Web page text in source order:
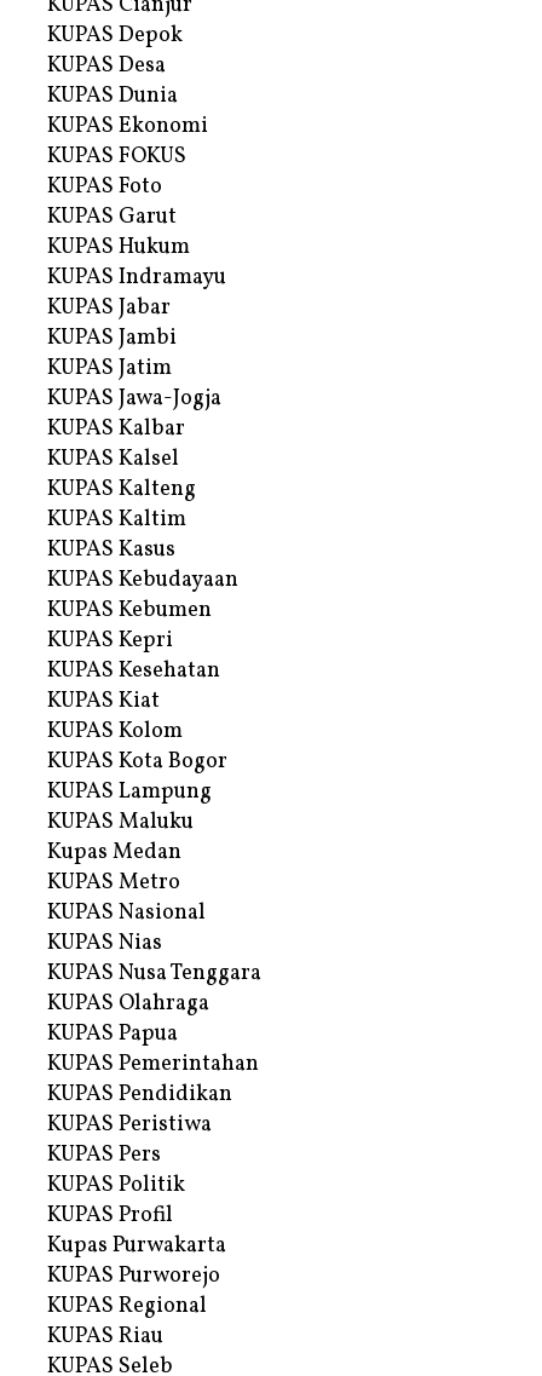
KUPAS Depok
KUPAS Desa
KUPAS Dunia
KUPAS Ekonomi
KUPAS FOKUS
KUPAS Foto
KUPAS Garut
KUPAS Hukum
KUPAS Indramayu
KUPAS Jabar
KUPAS Jambi
KUPAS Jatim
KUPAS Jawa-Jogja
KUPAS Kalbar
KUPAS Kalsel
KUPAS Kalteng
KUPAS Kaltim
KUPAS Kasus
KUPAS Kebudayaan
KUPAS Kebumen
KUPAS Kepri
KUPAS Kesehatan
KUPAS Kiat
KUPAS Kolom
KUPAS Kota Bogor
KUPAS Lampung
KUPAS Maluku
Kupas Medan
KUPAS Metro
KUPAS Nasional
KUPAS Nias
KUPAS Nusa Tenggara
KUPAS Olahraga
KUPAS Papua
KUPAS Pemerintahan
KUPAS Pendidikan
KUPAS Peristiwa
KUPAS Pers
KUPAS Politik
KUPAS Profil
Kupas Purwakarta
KUPAS Purworejo
KUPAS Regional
KUPAS Riau
KUPAS Seleb